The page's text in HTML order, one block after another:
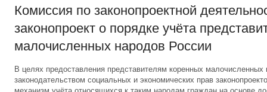
Комиссия по законопроектной
законопроект о порядке учёта
малочисленных народов России
В целях предоставления представителям коренных
законодательством социальных и экономических прав